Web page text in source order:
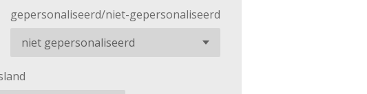
gepersonaliseerd/niet-gepersonaliseerd